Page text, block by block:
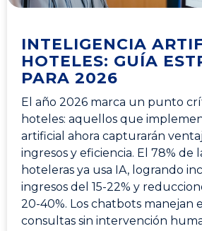
INTELIGENCIA
HOTELES: GUÍA
PARA 2026
El año 2026 marca un punto
hoteles: aquellos que
artificial ahora capturarán
ingresos y eficiencia. El 78% de
hoteleras ya usa IA, logrando
ingresos del 15-22% y
20-40%. Los chatbots manejan
consultas sin intervención